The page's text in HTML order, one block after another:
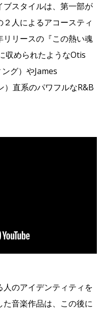
ブスタイルは、第一部が
人によるアコースティ
リリースの『この熱い魂
収められたようなOtis
グ）やJames
直系のパワフルなR&B
人のアイデンティティを
音楽作品は、この後に